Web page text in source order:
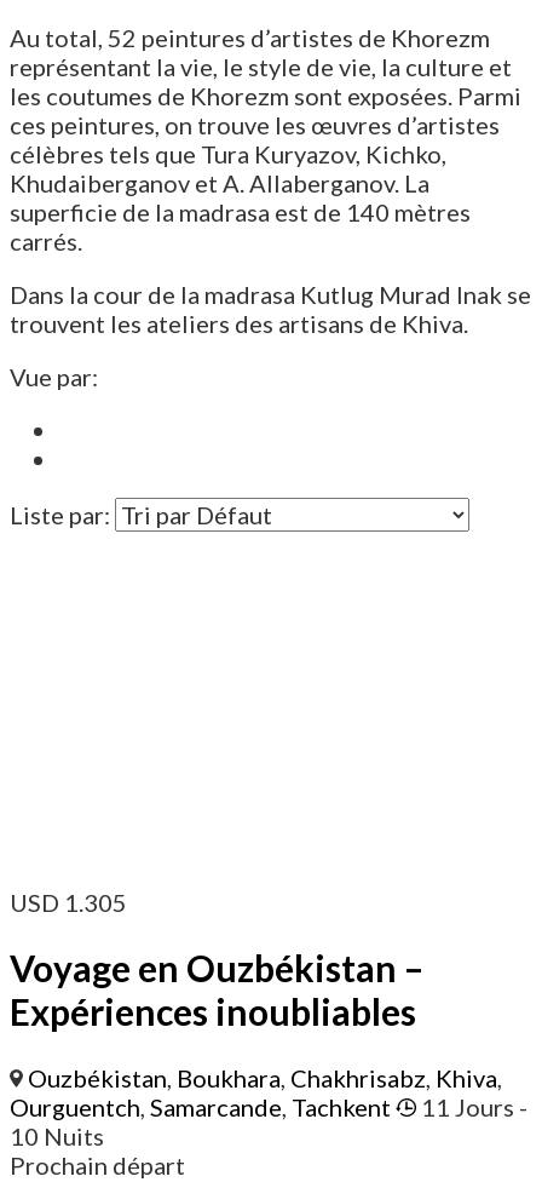
Au total, 52 peintures d’artistes de Khorezm
représentant la vie, le style de vie, la culture et
les coutumes de Khorezm sont exposées. Parmi
ces peintures, on trouve les œuvres d’artistes
célèbres tels que Tura Kuryazov, Kichko,
Khudaiberganov et A. Allaberganov. La
superficie de la madrasa est de 140 mètres
carrés.
Dans la cour de la madrasa Kutlug Murad Inak se
trouvent les ateliers des artisans de Khiva.
Vue par:
Liste par:
USD 1.305
Voyage en Ouzbékistan –
Expériences inoubliables
Ouzbékistan, Boukhara, Chakhrisabz, Khiva,
Ourguentch, Samarcande, Tachkent 11 Jours -
10 Nuits
Prochain départ